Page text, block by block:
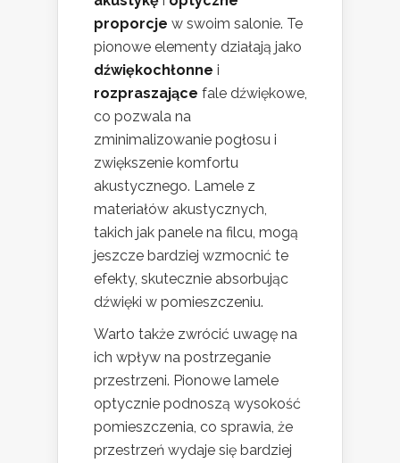
proporcje w swoim salonie. Te
pionowe elementy działają jako
dźwiękochłonne i
rozpraszające fale dźwiękowe,
co pozwala na
zminimalizowanie pogłosu i
zwiększenie komfortu
akustycznego. Lamele z
materiałów akustycznych,
takich jak panele na filcu, mogą
jeszcze bardziej wzmocnić te
efekty, skutecznie absorbując
dźwięki w pomieszczeniu.
Warto także zwrócić uwagę na
ich wpływ na postrzeganie
przestrzeni. Pionowe lamele
optycznie podnoszą wysokość
pomieszczenia, co sprawia, że
przestrzeń wydaje się bardziej